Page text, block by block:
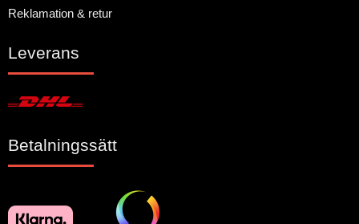
Reklamation & retur
Leverans
Betalningssätt